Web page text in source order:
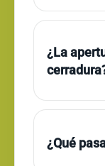
¿La
¿Qué